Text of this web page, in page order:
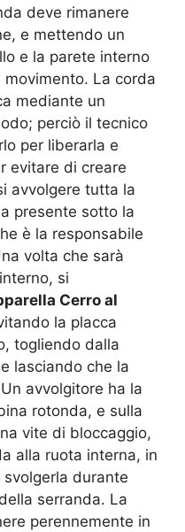
deve rimanere
e mettendo un
e la parete interno
La corda
mediante un
perciò il tecnico
per liberarla e
evitare di creare
avvolgere tutta la
presente sotto la
è la responsabile
volta che sarà
si
Cerro al
la placca
togliendo dalla
lasciando che la
avvolgitore ha la
rotonda, e sulla
vite di bloccaggio,
alla ruota interna, in
durante
serranda. La
perennemente in